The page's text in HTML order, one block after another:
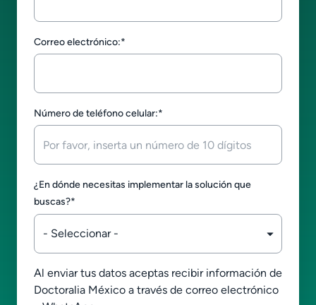
Correo electrónico:*
Número de teléfono celular:*
¿En dónde necesitas implementar la solución que
buscas?*
Al enviar tus datos aceptas recibir información de
Doctoralia México a través de correo electrónico